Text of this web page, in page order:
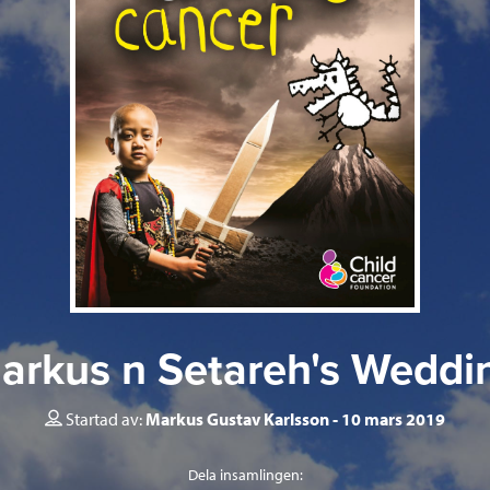
n Setareh's
Startad av: Markus Gustav Karlsson 10 mars 2019
Dela insamlingen: